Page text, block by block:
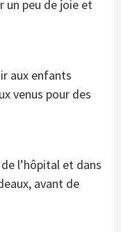
un peu de joie et
aux enfants
venus pour des
l’hôpital et dans
avant de